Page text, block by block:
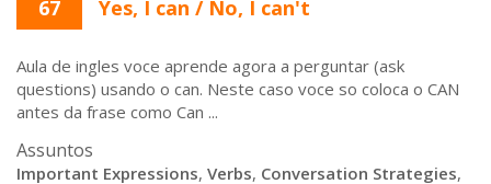
67 Yes, I can / No, I can't
Aula de ingles voce aprende agora a perguntar (ask
questions) usando o can. Neste caso voce so coloca o CAN
antes da frase como Can ...
Assuntos
Important Expressions, Verbs, Conversation Strategies,